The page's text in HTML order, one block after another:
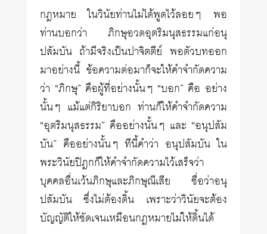
กฎหมาย ในวินัยท่านไม่ได้พูดไว้ลอยๆ พอ
ท่านบอกว่า ภิกษุอวดอุตริมนุสธรรมแก่อนุ
ปสัมบัน ถ้ามีจริงเป็นปาจิตตีย์ พอตัวบทออก
มาอย่างนี้ ข้อความต่อมาก็จะให้คำจำกัดความ
ว่า “ภิกษุ” คือผู้ที่อย่างนั้นๆ “บอก” คือ อย่าง
นั้นๆ แม้แต่กิริยาบอก ท่านก็ให้คำจำกัดความ
“อุตริมนุสธรรม” คืออย่างนั้นๆ และ “อนุปสัม
บัน” คืออย่างนั้นๆ ทีนี้คำว่า อนุปสัมบัน ใน
พระวินัยปิฎกก็ให้คำจำกัดความไว้เสร็จว่า
บุคคลอื่นเว้นภิกษุและภิกษุณีเสีย ชื่อว่าอนุ
ปสัมบัน ซึ่งไม่ต้องดิ้น เพราะว่าวินัยจะต้อง
บัญญัติให้ชัดเจนเหมือนกฎหมายไม่ให้ดิ้นได้